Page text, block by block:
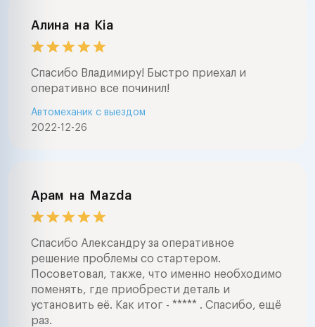
Алина на Kia
Спасибо Владимиру! Быстро приехал и
оперативно все починил!
2022-12-26
Автомеханик с выездом
Арам на Mazda
Спасибо Александру за оперативное
решение проблемы со стартером.
Посоветовал, также, что именно необходимо
поменять, где приобрести деталь и
установить её. Как итог - ***** . Спасибо, ещё
раз.